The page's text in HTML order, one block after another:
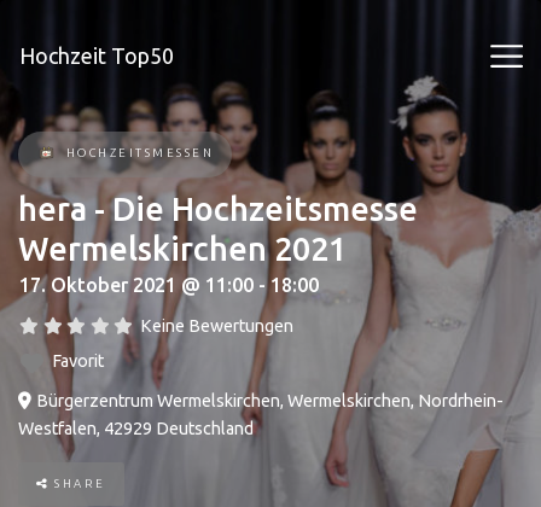
Hochzeit Top50
HOCHZEITSMESSEN
hera - Die Hochzeitsmesse
Wermelskirchen 2021
17. Oktober 2021 @ 11:00 - 18:00
Keine Bewertungen
Favorit
Bürgerzentrum Wermelskirchen, Wermelskirchen, Nordrhein-
Westfalen, 42929 Deutschland
SHARE